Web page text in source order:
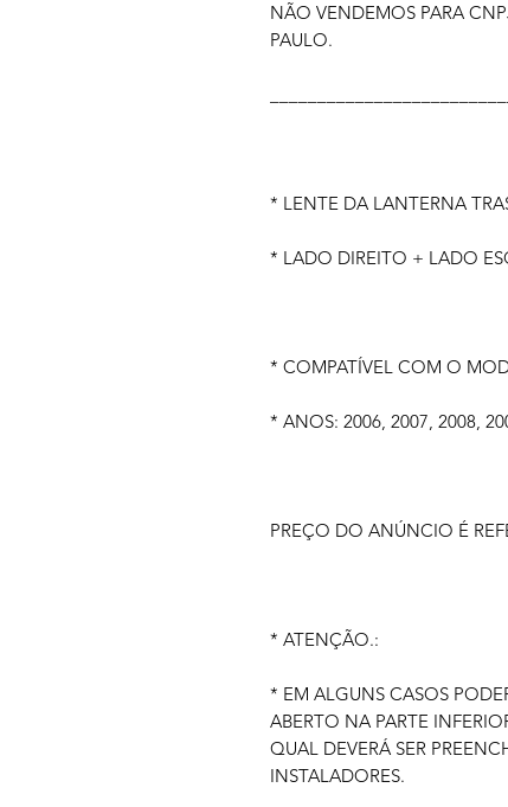
NÃO VENDEMOS PARA
PAULO.
* LENTE DA LANTERNA
* LADO DIREITO + LADO
* COMPATÍVEL COM O
* ANOS: 2006, 2007, 2008,
PREÇO DO ANÚNCIO É
* ATENÇÃO.:
* EM ALGUNS CASOS
ABERTO NA PARTE
QUAL DEVERÁ SER
INSTALADORES.